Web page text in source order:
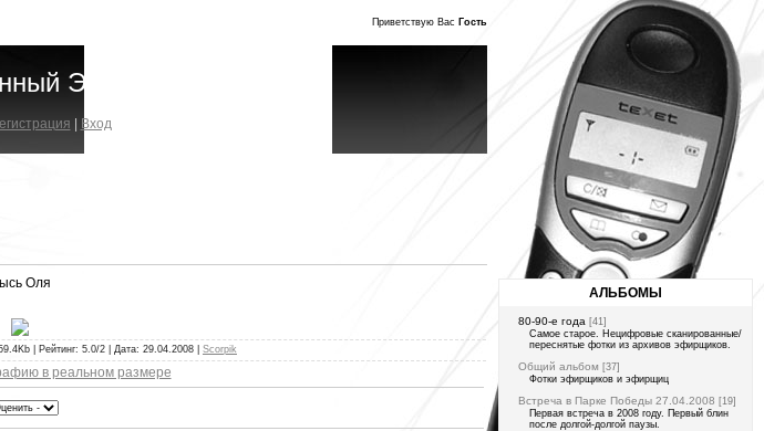
Приветствую Вас Гость
Эфир~
Вход
Оля
| Рейтинг: 5.0/2 | Дата: 29.04.2008 | Scorpik
в реальном размере
АЛЬБОМЫ
80-90-е года [41]
Самое старое. Нецифровые сканированные/
переснятые фотки из архивов эфирщиков.
Общий альбом [37]
Фотки эфирщиков и эфирщиц
Встреча в Парке Победы 27.04.2008 [19]
Первая встреча в 2008 году. Первый блин
после долгой-долгой паузы.